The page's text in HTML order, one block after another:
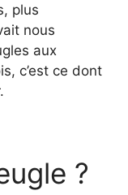
plus
nous
aux
c’est ce dont
?